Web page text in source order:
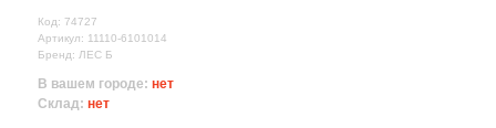
Код: 74727
Артикул: 11110-6101014
Бренд: ЛЕС Б
В вашем городе: нет
Склад: нет